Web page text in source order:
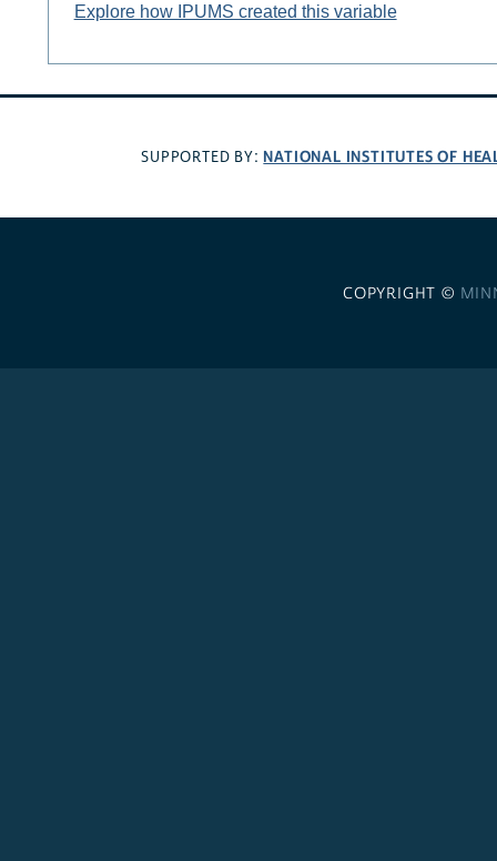
Explore how IPUMS created this variable
SUPPORTED BY: NATIONAL INSTITUTES OF
COPYRIGHT ©